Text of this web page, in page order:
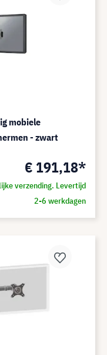
mobiele
- zwart
€ 191,18*
verzending. Levertijd
2-6 werkdagen